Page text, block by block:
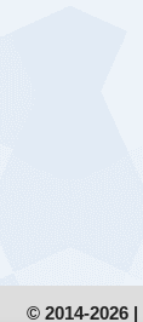
© 2014-2026 |